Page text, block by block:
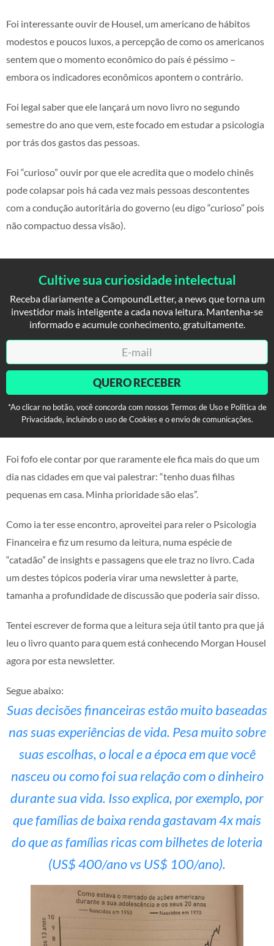
Foi interessante ouvir de Housel, um americano de hábitos
modestos e poucos luxos, a percepção de como os americanos
sentem que o momento econômico do país é péssimo –
embora os indicadores econômicos apontem o contrário.
Foi legal saber que ele lançará um novo livro no segundo
semestre do ano que vem, este focado em estudar a psicologia
por trás dos gastos das pessoas.
Foi “curioso” ouvir por que ele acredita que o modelo chinês
pode colapsar pois há cada vez mais pessoas descontentes
com a condução autoritária do governo (eu digo “curioso” pois
não compactuo dessa visão).
Cultive sua curiosidade intelectual
Receba diariamente a CompoundLetter, a news que torna um
investidor mais inteligente a cada nova leitura. Mantenha-se
informado e acumule conhecimento, gratuitamente.
QUERO RECEBER
*Ao clicar no botão, você concorda com nossos Termos de Uso e Política de
Privacidade, incluindo o uso de Cookies e o envio de comunicações.
Foi fofo ele contar por que raramente ele fica mais do que um
dia nas cidades em que vai palestrar: “tenho duas filhas
pequenas em casa. Minha prioridade são elas”.
Como ia ter esse encontro, aproveitei para reler o Psicologia
Financeira e fiz um resumo da leitura, numa espécie de
“catadão” de insights e passagens que ele traz no livro. Cada
um destes tópicos poderia virar uma newsletter à parte,
tamanha a profundidade de discussão que poderia sair disso.
Tentei escrever de forma que a leitura seja útil tanto pra que já
leu o livro quanto para quem está conhecendo Morgan Housel
agora por esta newsletter.
Segue abaixo:
Suas decisões financeiras estão muito baseadas
nas suas experiências de vida. Pesa muito sobre
suas escolhas, o local e a época em que você
nasceu ou como foi sua relação com o dinheiro
durante sua vida. Isso explica, por exemplo, por
que famílias de baixa renda gastavam 4x mais
do que as famílias ricas com bilhetes de loteria
(US$ 400/ano vs US$ 100/ano).